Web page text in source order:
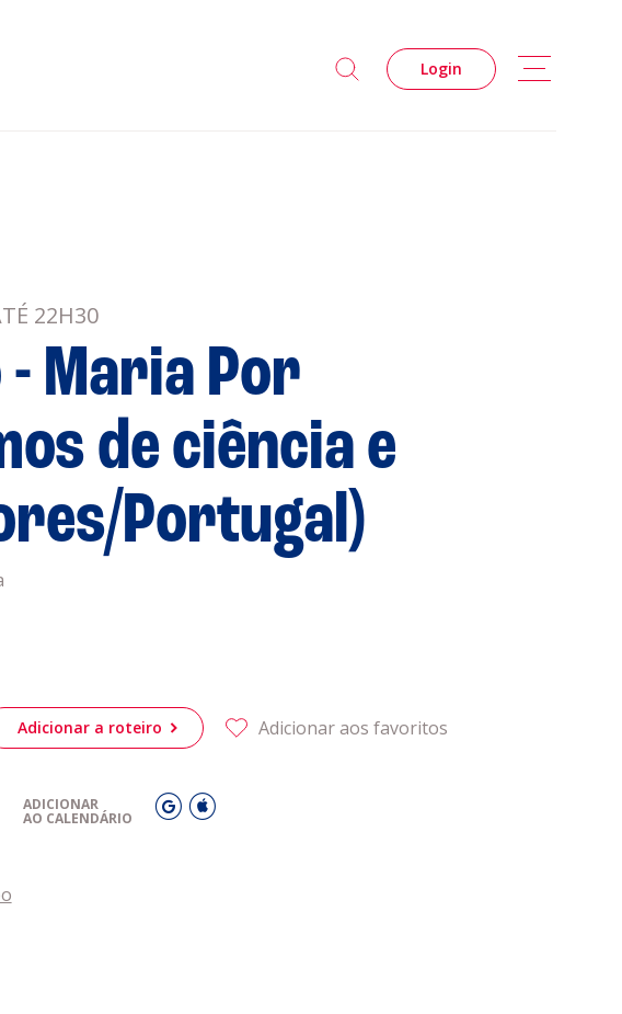
Login
Informações
Política de Cookies
Acompanhe a Leiria Agenda
CULTURA DESPORTO
22H30
Maria Por
de ciência e
Portugal)
Adicionar a roteiro Adicionar aos favoritos
ADICIONAR
AO CALENDÁRIO